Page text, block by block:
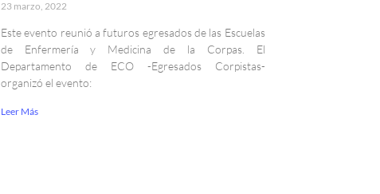
23 marzo, 2022
Este evento reunió a futuros egresados de las Escuelas
de Enfermería y Medicina de la Corpas. El
Departamento de ECO -Egresados Corpistas-
organizó el evento:
Leer Más